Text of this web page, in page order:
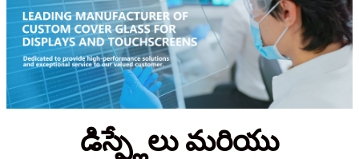
డిస్ప్లేలు మరియు